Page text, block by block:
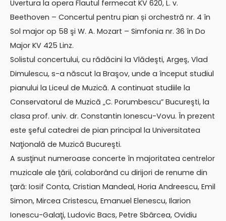
Uvertura la opera Flautul fermecat KV 620, L. v.
Beethoven – Concertul pentru pian și orchestră nr. 4 în
Sol major op 58 şi W. A. Mozart – Simfonia nr. 36 în Do
Major KV 425 Linz.
Solistul concertului, cu rădăcini la Vlădeşti, Argeş, Vlad
Dimulescu, s-a născut la Braşov, unde a început studiul
pianului la Liceul de Muzică. A continuat studiile la
Conservatorul de Muzică „C. Porumbescu” Bucureşti, la
clasa prof. univ. dr. Constantin Ionescu-Vovu. În prezent
este şeful catedrei de pian principal la Universitatea
Naţională de Muzică Bucureşti.
A susţinut numeroase concerte în majoritatea centrelor
muzicale ale ţării, colaborând cu dirijori de renume din
ţară: Iosif Conta, Cristian Mandeal, Horia Andreescu, Emil
Simon, Mircea Cristescu, Emanuel Elenescu, Ilarion
Ionescu-Galaţi, Ludovic Bacs, Petre Sbârcea, Ovidiu